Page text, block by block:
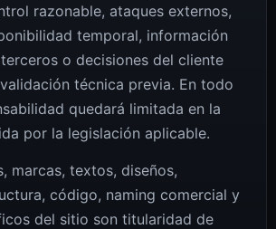
razonable, ataques externos,
temporal, información
o decisiones del cliente
técnica previa. En todo
quedará limitada en la
por la legislación aplicable.
marcas, textos, diseños,
código, naming comercial y
del sitio son titularidad de